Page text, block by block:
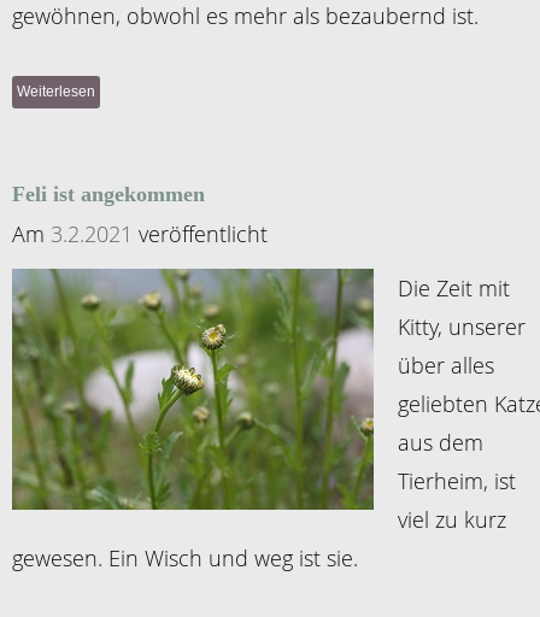
gewöhnen, obwohl es mehr als bezaubernd ist.
Weiterlesen
Feli ist angekommen
Am 3.2.2021 veröffentlicht
Die Zeit mit
Kitty, unserer
über alles
geliebten
aus dem
Tierheim, ist
viel zu kurz
gewesen. Ein Wisch und weg ist sie.